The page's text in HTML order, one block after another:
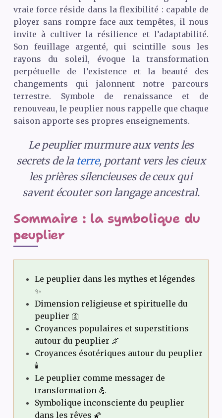
vraie force réside dans la flexibilité : capable de
ployer sans rompre face aux tempêtes, il nous
invite à cultiver la résilience et l’adaptabilité.
Son feuillage argenté, qui scintille sous les
rayons du soleil, évoque la transformation
perpétuelle de l’existence et la beauté des
changements qui jalonnent notre parcours
terrestre. Symbole de renaissance et de
renouveau, le peuplier nous rappelle que chaque
saison apporte ses propres enseignements.
Le peuplier murmure aux vents les
secrets de la terre, portant vers les cieux
les prières silencieuses de ceux qui
savent écouter son langage ancestral.
Sommaire : la symbolique du
peuplier
Le peuplier dans les mythes et légendes
✨
Dimension religieuse et spirituelle du
peuplier 🛐
Croyances populaires et superstitions
autour du peuplier 🌌
Croyances ésotériques autour du peuplier
🕯️
Le peuplier comme messager de
transformation 💪
Symbolique inconsciente du peuplier
dans les rêves 🌠